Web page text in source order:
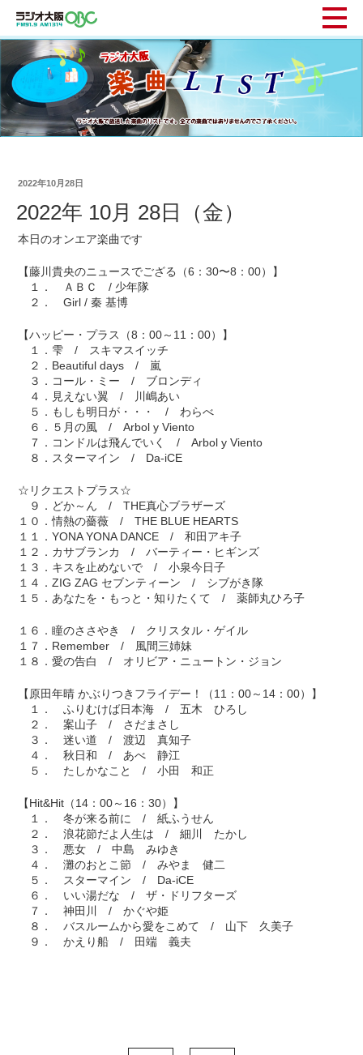
2022年10月28日
2022年 10月 28日（金）
本日のオンエア楽曲です
【藤川貴央のニュースでござる（6：30〜8：00）】
１． ＡＢＣ / 少年隊
２． Girl / 秦 基博
【ハッピー・プラス（8：00～11：00）】
１．雫 / スキマスイッチ
２．Beautiful days / 嵐
３．コール・ミー / ブロンディ
４．見えない翼 / 川嶋あい
５．もしも明日が・・・ / わらべ
６．５月の風 / Arbol y Viento
７．コンドルは飛んでいく / Arbol y Viento
８．スターマイン / Da-iCE
☆リクエストプラス☆
９．どか～ん / THE真心ブラザーズ
１０．情熱の薔薇 / THE BLUE HEARTS
１１．YONA YONA DANCE / 和田アキ子
１２．カサブランカ / バーティー・ヒギンズ
１３．キスを止めないで / 小泉今日子
１４．ZIG ZAG セブンティーン / シブがき隊
１５．あなたを・もっと・知りたくて / 薬師丸ひろ子
１６．瞳のささやき / クリスタル・ゲイル
１７．Remember / 風間三姉妹
１８．愛の告白 / オリビア・ニュートン・ジョン
【原田年晴 かぶりつきフライデー！（11：00～14：00）】
１． ふりむけば日本海 / 五木 ひろし
２． 案山子 / さだまさし
３． 迷い道 / 渡辺 真知子
４． 秋日和 / あべ 静江
５． たしかなこと / 小田 和正
【Hit&Hit（14：00～16：30）】
１． 冬が来る前に / 紙ふうせん
２． 浪花節だよ人生は / 細川 たかし
３． 悪女 / 中島 みゆき
４． 灘のおとこ節 / みやま 健二
５． スターマイン / Da-iCE
６． いい湯だな / ザ・ドリフターズ
７． 神田川 / かぐや姫
８． バスルームから愛をこめて / 山下 久美子
９． かえり船 / 田端 義夫